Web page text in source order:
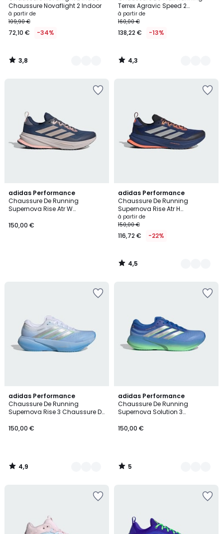
Chaussure Novaflight 2 Indoor
à partir de
109,90 €
72,10 € -34%
3,8
/
Terrex Agravic Speed 2
Chaussure De Trail Running
Terrex Agravic Speed 2
à partir de
160,00 €
138,22 € -13%
4,3
/
adidas Performance
Chaussure De Running
Supernova Rise Atr W
Supernova Rise Atr W
150,00 €
adidas Performance
Chaussure De Running
Supernova Rise Atr H
Chaussure De Running
Supernova Rise Atr H
à partir de
150,00 €
116,72 € -22%
4,5
/ 5
3
Couleurs
4,5
/
adidas Performance
Chaussure De Running
Supernova Rise 3 Chaussure De
150,00 €
4,9
/ 5
8
Couleurs
4,9
/
adidas Performance
Chaussure De Running
Supernova Solution 3
Supernova Solution 3
150,00 €
5
/
5
2
Couleurs
5
/